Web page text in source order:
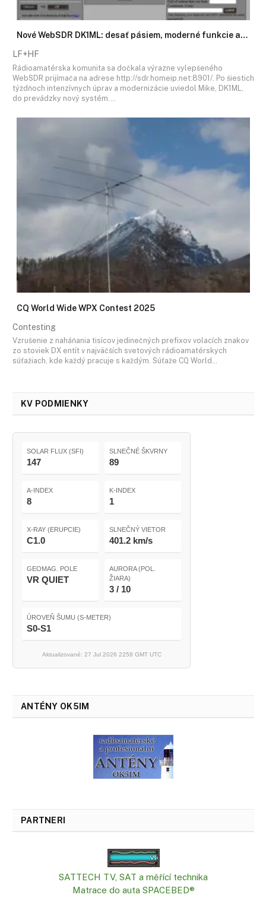
Nové WebSDR DK1ML: desať pásiem, moderné funkcie a…
LF+HF
Rádioamatérska komunita sa dočkala výrazne vylepšeného
WebSDR prijímača na adrese http://sdr.homeip.net:8901/. Po šiestich
týždňoch intenzívnych úprav a modernizácie uviedol Mike, DK1ML,
do prevádzky nový systém.…
CQ World Wide WPX Contest 2025
Contesting
Vzrušenie z naháňania tisícov jedinečných prefixov volacích znakov
zo stoviek DX entít v najväčších svetových rádioamatérskych
súťažiach, kde každý pracuje s každým. Súťaže CQ World…
KV PODMIENKY
SOLAR FLUX (SFI)
147
SLNEČNÉ ŠKVRNY
89
A-INDEX
8
K-INDEX
1
X-RAY (ERUPCIE)
C1.0
SLNEČNÝ VIETOR
401.2 km/s
GEOMAG. POLE
VR QUIET
AURORA (POL.
ŽIARA)
3 / 10
ÚROVEŇ ŠUMU (S-METER)
S0-S1
Aktualizované: 27 Jul 2026 2258 GMT UTC
ANTÉNY OK5IM
PARTNERI
SATTECH TV, SAT a měřící technika
Matrace do auta SPACEBED®